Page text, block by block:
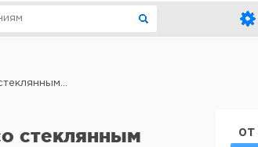
от
стеклянным